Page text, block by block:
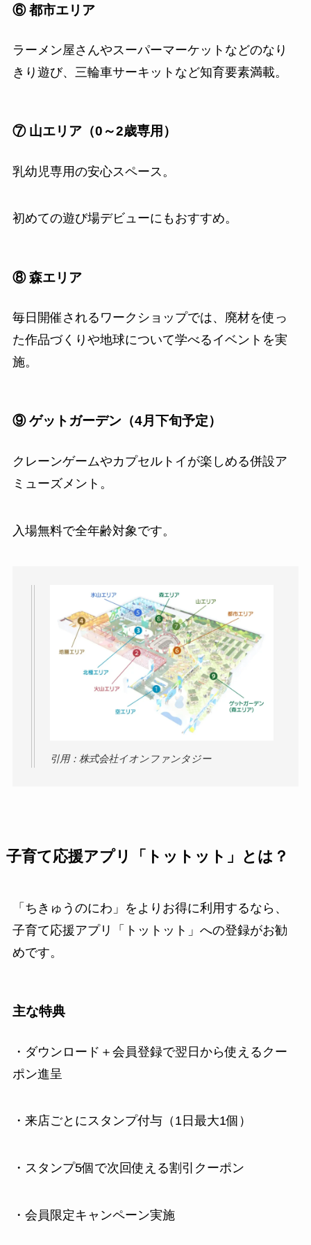
⑥ 都市エリア
ラーメン屋さんやスーパーマーケットなどのなり
きり遊び、三輪車サーキットなど知育要素満載。
⑦ 山エリア（0～2歳専用）
乳幼児専用の安心スペース。
初めての遊び場デビューにもおすすめ。
⑧ 森エリア
毎日開催されるワークショップでは、廃材を使っ
た作品づくりや地球について学べるイベントを実
施。
⑨ ゲットガーデン（4月下旬予定）
クレーンゲームやカプセルトイが楽しめる併設ア
ミューズメント。
入場無料で全年齢対象です。
引用：株式会社イオンファンタジー
子育て応援アプリ「トットット」とは？
「ちきゅうのにわ」をよりお得に利用するなら、
子育て応援アプリ「トットット」への登録がお勧
めです。
主な特典
・ダウンロード＋会員登録で翌日から使えるクー
ポン進呈
・来店ごとにスタンプ付与（1日最大1個）
・スタンプ5個で次回使える割引クーポン
・会員限定キャンペーン実施